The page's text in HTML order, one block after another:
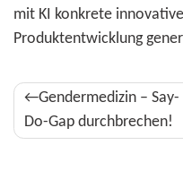
mit KI konkrete
Produkt­ent­wicklung
Gendermedizin – Say-
Do-Gap durchbrechen!